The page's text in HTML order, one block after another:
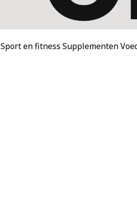
Sport en fitness Supplementen